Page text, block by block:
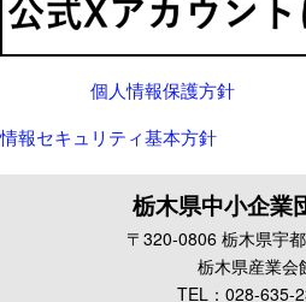
個人情報保護方針
情報セキュリティ基本方針
栃木県中小企業
〒320-0806 栃木県宇
栃木県産業会
TEL：028-635-